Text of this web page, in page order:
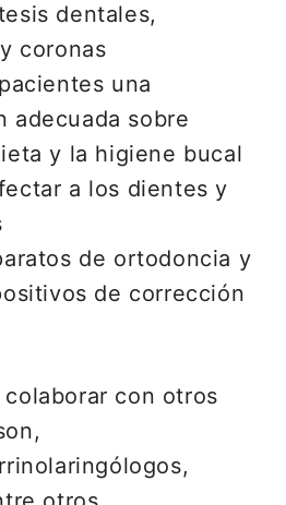
dentales,
coronas
una
adecuada sobre
y la higiene bucal
a los dientes y
de ortodoncia y
de corrección
con otros